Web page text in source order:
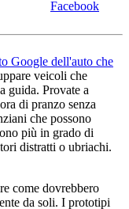
Facebook
Google dell'auto che
veicoli che
guida. Provate a
di pranzo senza
che possono
più in grado di
distratti o ubriachi.
come dovrebbero
da soli. I prototipi